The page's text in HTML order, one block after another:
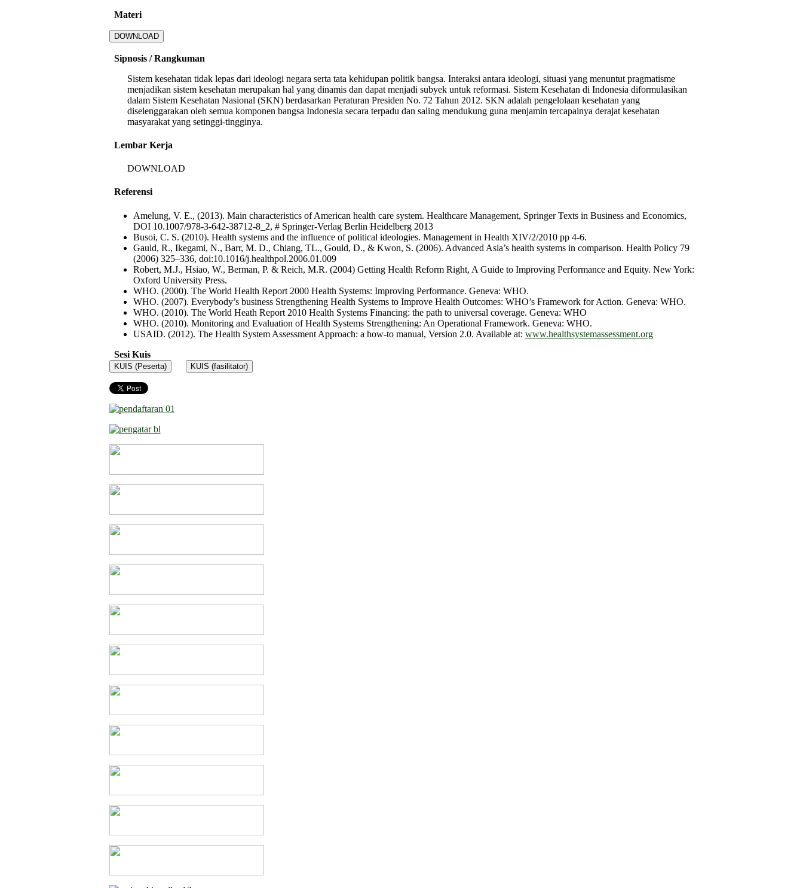
Materi
DOWNLOAD
Sipnosis / Rangkuman
Sistem kesehatan tidak lepas dari ideologi negara serta tata kehidupan politik bangsa. Interaksi antara ideologi, situasi yang menuntut pragmatisme
menjadikan sistem kesehatan merupakan hal yang dinamis dan dapat menjadi subyek untuk reformasi. Sistem Kesehatan di Indonesia diformulasikan
dalam Sistem Kesehatan Nasional (SKN) berdasarkan Peraturan Presiden No. 72 Tahun 2012. SKN adalah pengelolaan kesehatan yang
diselenggarakan oleh semua komponen bangsa Indonesia secara terpadu dan saling mendukung guna menjamin tercapainya derajat kesehatan
masyarakat yang setinggi-tingginya.
Lembar Kerja
DOWNLOAD
Referensi
Amelung, V. E., (2013). Main characteristics of American health care system. Healthcare Management, Springer Texts in Business and Economics,
DOI 10.1007/978-3-642-38712-8_2, # Springer-Verlag Berlin Heidelberg 2013
Busoi, C. S. (2010). Health systems and the influence of political ideologies. Management in Health XIV/2/2010 pp 4-6.
Gauld, R., Ikegami, N., Barr, M. D., Chiang, TL., Gould, D., & Kwon, S. (2006). Advanced Asia’s health systems in comparison. Health Policy 79
(2006) 325–336, doi:10.1016/j.healthpol.2006.01.009
Robert, M.J., Hsiao, W., Berman, P. & Reich, M.R. (2004) Getting Health Reform Right, A Guide to Improving Performance and Equity. New York:
Oxford University Press.
WHO. (2000). The World Health Report 2000 Health Systems: Improving Performance. Geneva: WHO.
WHO. (2007). Everybody’s business Strengthening Health Systems to Improve Health Outcomes: WHO’s Framework for Action. Geneva: WHO.
WHO. (2010). The World Heath Report 2010 Health Systems Financing: the path to universal coverage. Geneva: WHO
WHO. (2010). Monitoring and Evaluation of Health Systems Strengthening: An Operational Framework. Geneva: WHO.
USAID. (2012). The Health System Assessment Approach: a how-to manual, Version 2.0. Available at: www.healthsystemassessment.org
Sesi Kuis
KUIS (Peserta) KUIS (fasilitator)